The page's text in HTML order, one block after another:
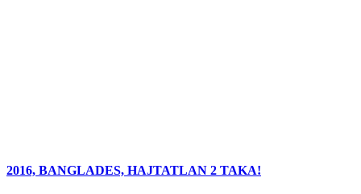
2016, BANGLADES, HAJTATLAN 2 TAKA!